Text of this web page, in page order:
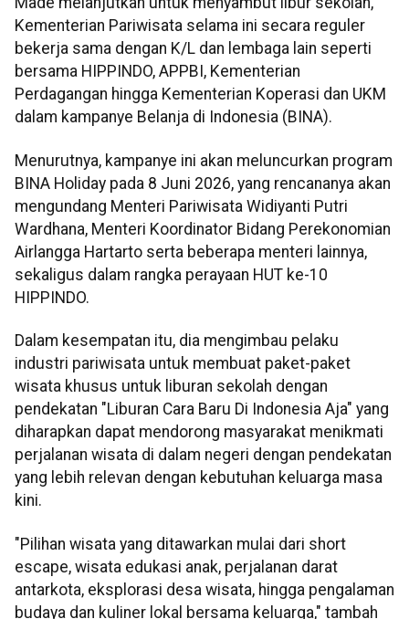
Kementerian Pariwisata selama ini secara reguler
bekerja sama dengan K/L dan lembaga lain seperti
bersama HIPPINDO, APPBI, Kementerian
Perdagangan hingga Kementerian Koperasi dan UKM
dalam kampanye Belanja di Indonesia (BINA).
Menurutnya, kampanye ini akan meluncurkan program
BINA Holiday pada 8 Juni 2026, yang rencananya akan
mengundang Menteri Pariwisata Widiyanti Putri
Wardhana, Menteri Koordinator Bidang Perekonomian
Airlangga Hartarto serta beberapa menteri lainnya,
sekaligus dalam rangka perayaan HUT ke-10
HIPPINDO.
Dalam kesempatan itu, dia mengimbau pelaku
industri pariwisata untuk membuat paket-paket
wisata khusus untuk liburan sekolah dengan
pendekatan "Liburan Cara Baru Di Indonesia Aja" yang
diharapkan dapat mendorong masyarakat menikmati
perjalanan wisata di dalam negeri dengan pendekatan
yang lebih relevan dengan kebutuhan keluarga masa
kini.
"Pilihan wisata yang ditawarkan mulai dari short
escape, wisata edukasi anak, perjalanan darat
antarkota, eksplorasi desa wisata, hingga pengalaman
budaya dan kuliner lokal bersama keluarga," tambah